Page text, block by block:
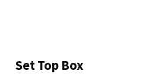
Set Top Box